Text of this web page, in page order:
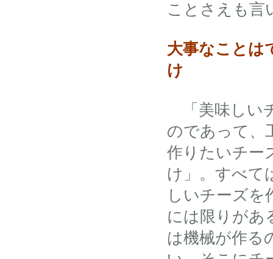
ことさえも言
大事なことは
け
「美味し
のであって、
作りたいチー
け」。すべて
しいチーズを
には限りがあ
は機械が作る